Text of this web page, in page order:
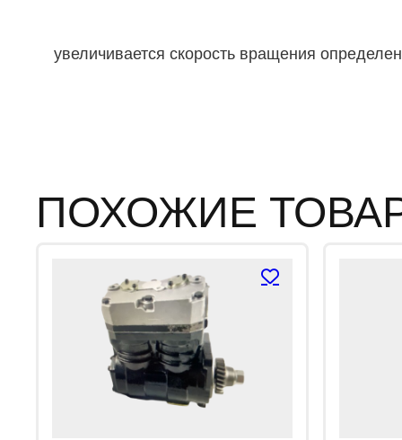
увеличивается скорость вращения
ПОХОЖИЕ